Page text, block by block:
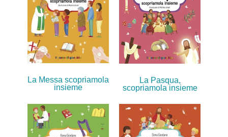
La Messa scopriamola
insieme
La Pasqua,
scopriamola insieme